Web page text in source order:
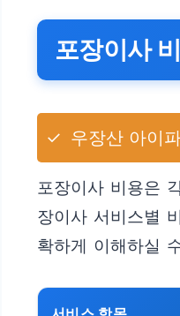
포장이사
✓ 우장산 아이
포장이사 비용은
장이사 서비스별
확하게 이해하실